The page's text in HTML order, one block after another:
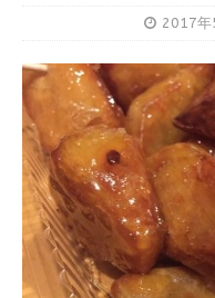
2017年